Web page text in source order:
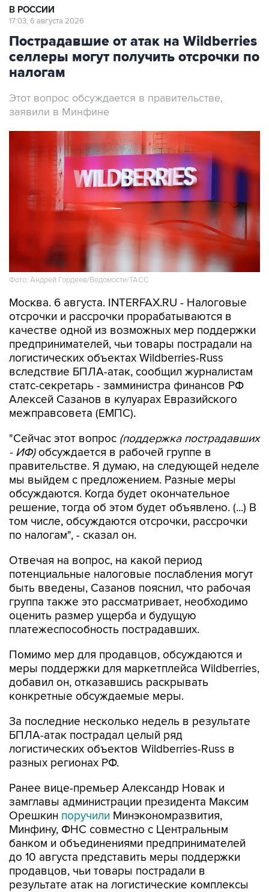
В РОССИИ
17:03, 6 августа 2026
Пострадавшие от атак на Wildberries
селлеры могут получить отсрочки по
налогам
Этот вопрос обсуждается в правительстве,
заявили в Минфине
Фото: Андрей Гордеев/Ведомости/ТАСС
Москва. 6 августа. INTERFAX.RU - Налоговые
отсрочки и рассрочки прорабатываются в
качестве одной из возможных мер поддержки
предпринимателей, чьи товары пострадали на
логистических объектах Wildberries-Russ
вследствие БПЛА-атак, сообщил журналистам
статс-секретарь - замминистра финансов РФ
Алексей Сазанов в кулуарах Евразийского
межправсовета (ЕМПС).
"Сейчас этот вопрос (поддержка пострадавших
- ИФ)обсуждается в рабочей группе в
правительстве. Я думаю, на следующей неделе
мы выйдем с предложением. Разные меры
обсуждаются. Когда будет окончательное
решение, тогда об этом будет объявлено. (...) В
том числе, обсуждаются отсрочки, рассрочки
по налогам", - сказал он.
Отвечая на вопрос, на какой период
потенциальные налоговые послабления могут
быть введены, Сазанов пояснил, что рабочая
группа также это рассматривает, необходимо
оценить размер ущерба и будущую
платежеспособность пострадавших.
Помимо мер для продавцов, обсуждаются и
меры поддержки для маркетплейса Wildberries,
добавил он, отказавшись раскрывать
конкретные обсуждаемые меры.
За последние несколько недель в результате
БПЛА-атак пострадал целый ряд
логистических объектов Wildberries-Russ в
разных регионах РФ.
Ранее вице-премьер Александр Новак и
замглавы администрации президента Максим
Орешкин поручили Минэкономразвития,
Минфину, ФНС совместно с Центральным
банком и объединениями предпринимателей
до 10 августа представить меры поддержки
продавцов, чьи товары пострадали в
результате атак на логистические комплексы